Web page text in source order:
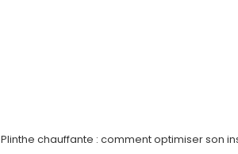
Plinthe chauffante : comment optimiser son